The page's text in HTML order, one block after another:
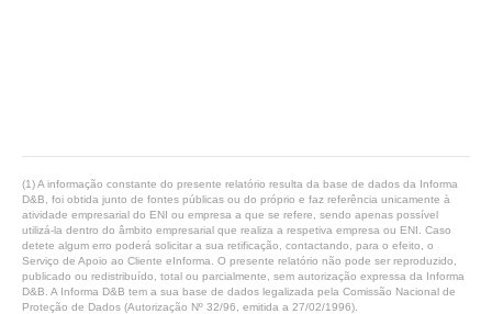
(1) A informação constante do presente relatório resulta da base de dados da Informa
D&B, foi obtida junto de fontes públicas ou do próprio e faz referência unicamente à
atividade empresarial do ENI ou empresa a que se refere, sendo apenas possível
utilizá-la dentro do âmbito empresarial que realiza a respetiva empresa ou ENI. Caso
detete algum erro poderá solicitar a sua retificação, contactando, para o efeito, o
Serviço de Apoio ao Cliente eInforma. O presente relatório não pode ser reproduzido,
publicado ou redistribuído, total ou parcialmente, sem autorização expressa da Informa
D&B. A Informa D&B tem a sua base de dados legalizada pela Comissão Nacional de
Proteção de Dados (Autorização Nº 32/96, emitida a 27/02/1996).